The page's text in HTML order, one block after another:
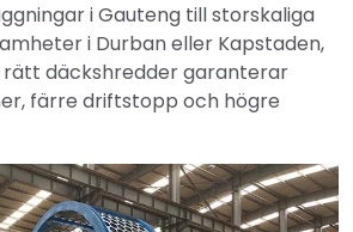
i Gauteng till storskaliga
i Durban eller Kapstaden,
rätt däckshredder garanterar
färre driftstopp och högre